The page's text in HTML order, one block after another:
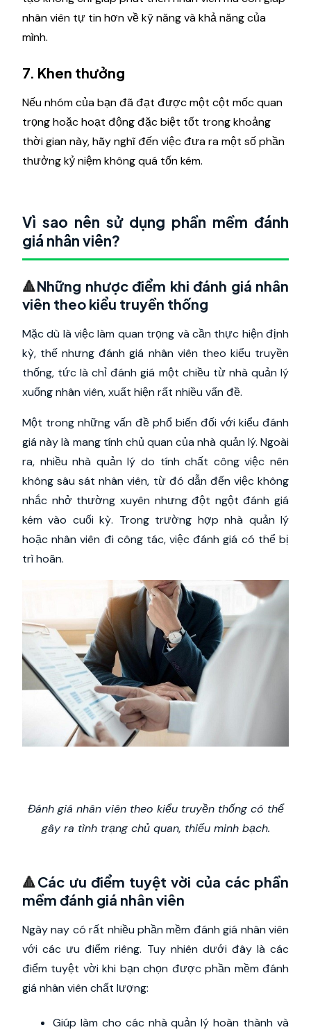
nhân viên tự tin hơn về kỹ năng và khả năng của
mình.
7. Khen thưởng
Nếu nhóm của bạn đã đạt được một cột mốc quan
trọng hoặc hoạt động đặc biệt tốt trong khoảng
thời gian này, hãy nghĩ đến việc đưa ra một số phần
thưởng kỷ niệm không quá tốn kém.
Vì sao nên sử dụng phần mềm đánh
giá nhân viên?
🔺Những nhược điểm khi đánh giá nhân
viên theo kiểu truyền thống
Mặc dù là việc làm quan trọng và cần thực hiện định
kỳ, thế nhưng đánh giá nhân viên theo kiểu truyền
thống, tức là chỉ đánh giá một chiều từ nhà quản lý
xuống nhân viên, xuất hiện rất nhiều vấn đề.
Một trong những vấn đề phổ biến đối với kiểu đánh
giá này là mang tính chủ quan của nhà quản lý. Ngoài
ra, nhiều nhà quản lý do tính chất công việc nên
không sâu sát nhân viên, từ đó dẫn đến việc không
nhắc nhở thường xuyên nhưng đột ngột đánh giá
kém vào cuối kỳ. Trong trường hợp nhà quản lý
hoặc nhân viên đi công tác, việc đánh giá có thể bị
trì hoãn.
Đánh giá nhân viên theo kiểu truyền thống có thể
gây ra tình trạng chủ quan, thiếu minh bạch.
🔺Các ưu điểm tuyệt vời của các phần
mềm đánh giá nhân viên
Ngày nay có rất nhiều phần mềm đánh giá nhân viên
với các ưu điểm riêng. Tuy nhiên dưới đây là các
điểm tuyệt vời khi bạn chọn được phần mềm đánh
giá nhân viên chất lượng:
Giúp làm cho các nhà quản lý hoàn thành và